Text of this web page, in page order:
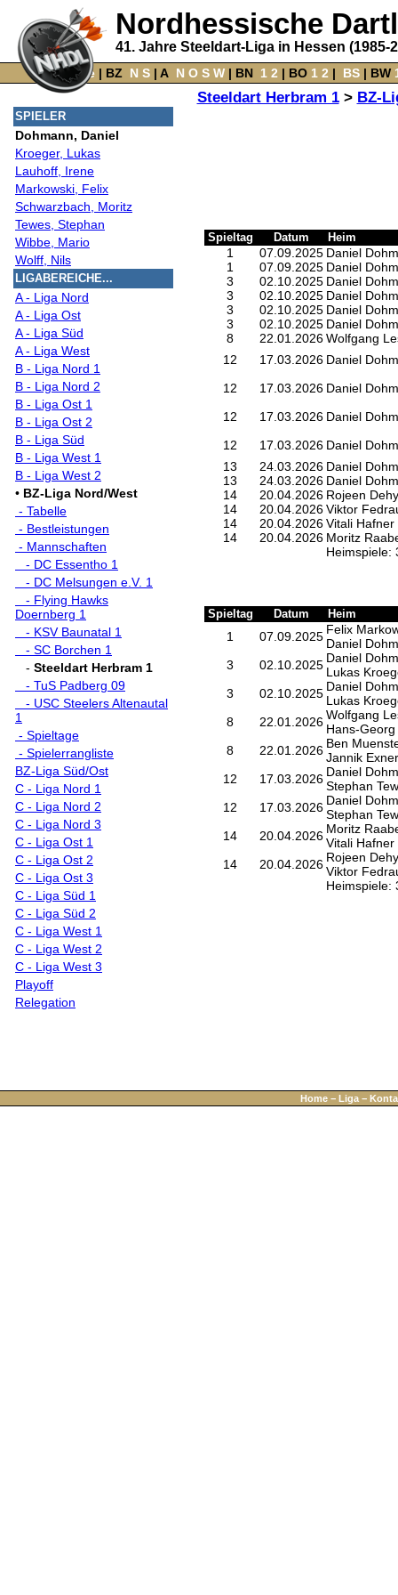
Nordhessische
41. Jahre Steeldart-Liga in Hessen (1985-
Home‌ | BZ N S‌ | A‌ N O S W‌ | BN‌ 1 2 | BO‌ 1 2 | BS| BW‌
Steeldart Herbram 1> BZ-
SPIELER
Dohmann, Daniel
Kroeger, Lukas
Lauhoff, Irene
Markowski, Felix
Schwarzbach, Moritz
Tewes, Stephan
Wibbe, Mario
Wolff, Nils
LIGABEREICHE...
A - Liga Nord
A - Liga Ost
A - Liga Süd
A - Liga West
B - Liga Nord 1
B - Liga Nord 2
B - Liga Ost 1
B - Liga Ost 2
B - Liga Süd
B - Liga West 1
B - Liga West 2
• BZ-Liga Nord/West
- Tabelle
- Bestleistungen
- Mannschaften
- DC Essentho 1
- DC Melsungen e.V. 1
- Flying Hawks
Doernberg 1
- KSV Baunatal 1
- SC Borchen 1
- Steeldart Herbram 1
- TuS Padberg 09
- USC Steelers Altenautal
1
- Spieltage
- Spielerrangliste
BZ-Liga Süd/Ost
C - Liga Nord 1
C - Liga Nord 2
C - Liga Nord 3
C - Liga Ost 1
C - Liga Ost 2
C - Liga Ost 3
C - Liga Süd 1
C - Liga Süd 2
C - Liga West 1
C - Liga West 2
C - Liga West 3
Playoff
Relegation
Spieltag Datum Heim
1 07.09.2025 Daniel
1
07.09.2025 Daniel
3
02.10.2025 Daniel
3
02.10.2025 Daniel
3
02.10.2025 Daniel
3
02.10.2025 Daniel
8
22.01.2026 Wolfgang
12
17.03.2026 Daniel
12
17.03.2026 Daniel
12
17.03.2026 Daniel
12
17.03.2026 Daniel
13
24.03.2026 Daniel
13
24.03.2026 Daniel
14
20.04.2026 Rojeen
14
20.04.2026 Viktor
14
20.04.2026 Vitali Hafner
14
20.04.2026 Moritz
Heimspiele:
Spieltag Datum Heim
1 07.09.2025 Felix
Daniel
3
02.10.2025 Daniel
Lukas
3
02.10.2025 Daniel
Lukas
8
22.01.2026 Wolfgang
Hans-
8
22.01.2026 Ben
Jannik Exner
12
17.03.2026 Daniel
Stephan
12
17.03.2026 Daniel
Stephan
14
20.04.2026 Moritz
Vitali Hafner
14
20.04.2026 Rojeen
Viktor
Heimspiele:
Home − Liga −